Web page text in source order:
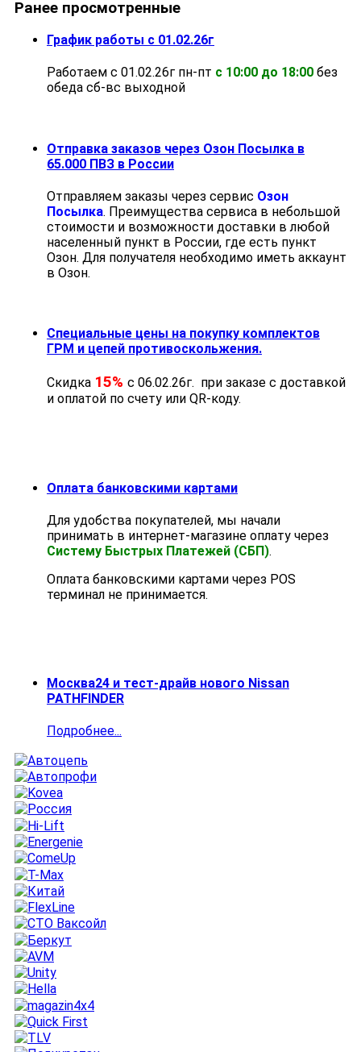
Ранее просмотренные
График работы с 01.02.26г
Работаем с 01.02.26г пн-пт с 10:00 до 18:00 без
обеда cб-вс выходной
Отправка заказов через Озон Посылка в
65.000 ПВЗ в России
Отправляем заказы через сервис Озон
Посылка. Преимущества сервиса в небольшой
стоимости и возможности доставки в любой
населенный пункт в России, где есть пункт
Озон. Для получателя необходимо иметь аккаунт
в Озон.
Специальные цены на покупку комплектов
ГРМ и цепей противоскольжения.
Скидка 15% с 06.02.26г. при заказе с доставкой
и оплатой по счету или QR-коду.
Оплата банковскими картами
Для удобства покупателей, мы начали
принимать в интернет-магазине оплату через
Систему Быстрых Платежей (СБП).
Оплата банковскими картами через POS
терминал не принимается.
Москва24 и тест-драйв нового Nissan
PATHFINDER
Подробнее...